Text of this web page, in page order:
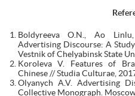
Boldyreeva O.N., Ao
Advertising Discourse: A
Vestnik of Chelyabinsk State
Koroleva V. Features of
Chinese // Studia Culturae,
Olyanych A.V. Advertising
Collective Monograph.